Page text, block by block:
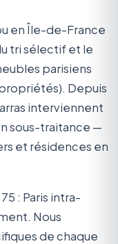
en Île-de-France
tri sélectif et le
parisiens
Depuis
interviennent
sous-traitance —
et résidences en
: Paris intra-
Nous
de chaque